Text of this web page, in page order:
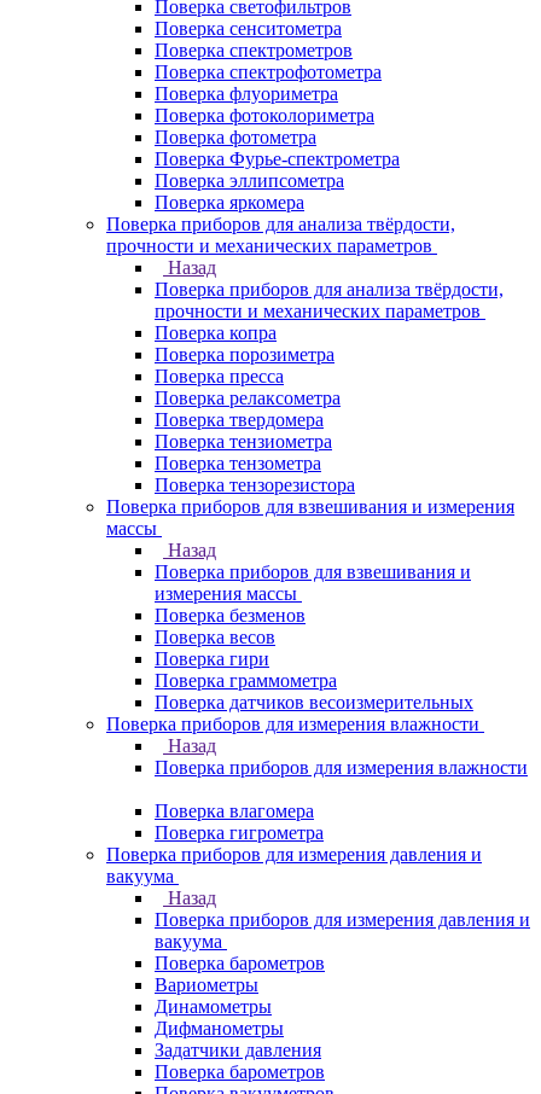
Поверка светофильтров
Поверка сенситометра
Поверка спектрометров
Поверка спектрофотометра
Поверка флуориметра
Поверка фотоколориметра
Поверка фотометра
Поверка Фурье-спектрометра
Поверка эллипсометра
Поверка яркомера
Поверка приборов для анализа твёрдости,
прочности и механических параметров
Назад
Поверка приборов для анализа твёрдости,
прочности и механических параметров
Поверка копра
Поверка порозиметра
Поверка пресса
Поверка релаксометра
Поверка твердомера
Поверка тензиометра
Поверка тензометра
Поверка тензорезистора
Поверка приборов для взвешивания и измерения
массы
Назад
Поверка приборов для взвешивания и
измерения массы
Поверка безменов
Поверка весов
Поверка гири
Поверка граммометра
Поверка датчиков весоизмерительных
Поверка приборов для измерения влажности
Назад
Поверка приборов для измерения влажности
Поверка влагомера
Поверка гигрометра
Поверка приборов для измерения давления и
вакуума
Назад
Поверка приборов для измерения давления и
вакуума
Поверка барометров
Вариометры
Динамометры
Дифманометры
Задатчики давления
Поверка барометров